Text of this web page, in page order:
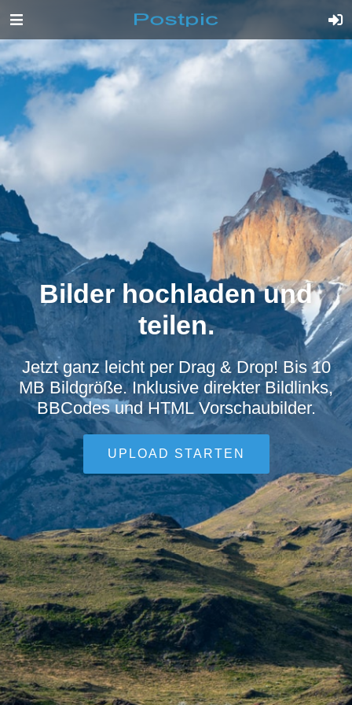
Bilder hochladen und
teilen.
Jetzt ganz leicht per Drag & Drop! Bis 10
MB Bildgröße. Inklusive direkter Bildlinks,
BBCodes und HTML Vorschaubilder.
UPLOAD STARTEN